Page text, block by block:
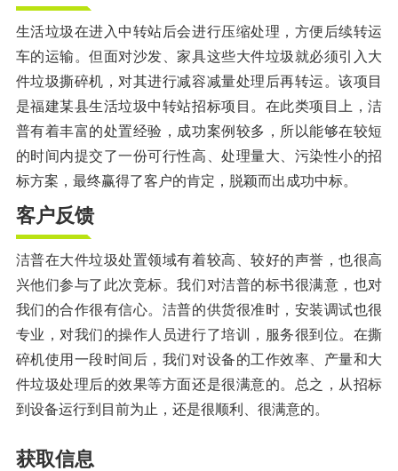
生活垃圾在进入中转站后会进行压缩处理，方便后续转运
车的运输。但面对沙发、家具这些大件垃圾就必须引入大
件垃圾撕碎机，对其进行减容减量处理后再转运。该项目
是福建某县生活垃圾中转站招标项目。在此类项目上，洁
普有着丰富的处置经验，成功案例较多，所以能够在较短
的时间内提交了一份可行性高、处理量大、污染性小的招
标方案，最终赢得了客户的肯定，脱颖而出成功中标。
客户反馈
洁普在大件垃圾处置领域有着较高、较好的声誉，也很高
兴他们参与了此次竞标。我们对洁普的标书很满意，也对
我们的合作很有信心。洁普的供货很准时，安装调试也很
专业，对我们的操作人员进行了培训，服务很到位。在撕
碎机使用一段时间后，我们对设备的工作效率、产量和大
件垃圾处理后的效果等方面还是很满意的。总之，从招标
到设备运行到目前为止，还是很顺利、很满意的。
获取信息